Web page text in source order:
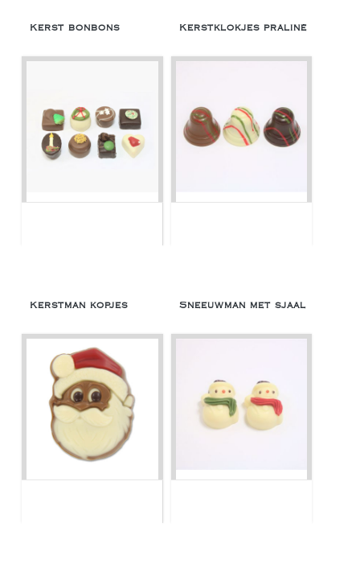
Kerst bonbons Kerstklokjes praliné
Kerstman kopjes Sneeuwman met sjaal